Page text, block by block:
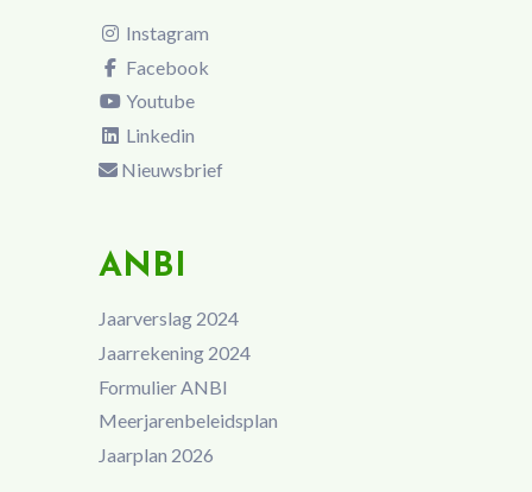
Instagram
Facebook
Youtube
Linkedin
Nieuwsbrief
ANBI
Jaarverslag 2024
Jaarrekening 2024
Formulier ANBI
Meerjarenbeleidsplan
Jaarplan 2026